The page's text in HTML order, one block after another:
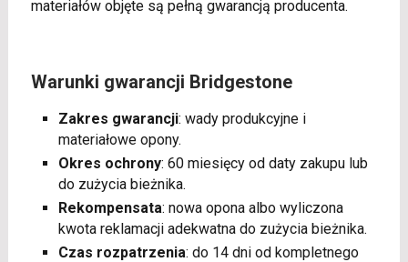
materiałów objęte są pełną gwarancją producenta.
Warunki gwarancji Bridgestone
Zakres gwarancji: wady produkcyjne i
materiałowe opony.
Okres ochrony: 60 miesięcy od daty zakupu lub
do zużycia bieżnika.
Rekompensata: nowa opona albo wyliczona
kwota reklamacji adekwatna do zużycia bieżnika.
Czas rozpatrzenia: do 14 dni od kompletnego